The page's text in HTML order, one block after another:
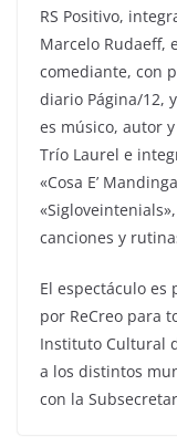
RS Positivo,
Marcelo Rudaeff,
comediante, con
diario Página/12,
es músico, autor
Trío Laurel e
«Cosa E’
canciones y
El espectáculo
por ReCreo para
Instituto Cultural
a los distintos
con la